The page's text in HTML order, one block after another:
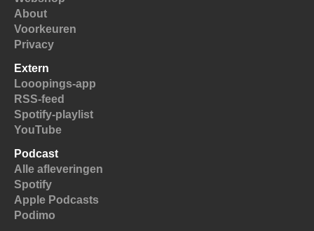
About
Voorkeuren
Privacy
Extern
Looopings-app
RSS-feed
Spotify-playlist
YouTube
Podcast
Alle afleveringen
Spotify
Apple Podcasts
Podimo